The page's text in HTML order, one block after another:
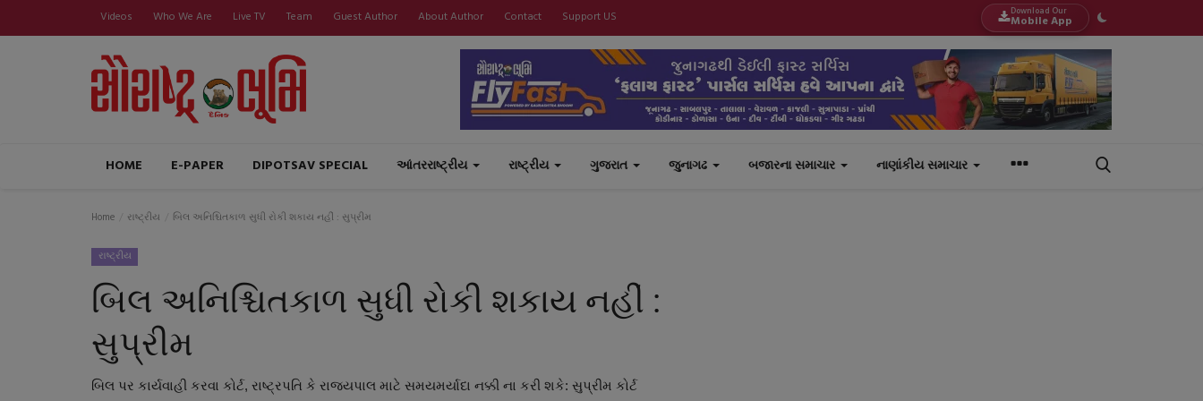
Videos Who We Are Live TV Team Guest Author About Author Contact Support US Download Our
Mobile App
HOME E-PAPER DIPOTSAV SPECIAL આંતરરાષ્ટ્રીય રાષ્ટ્રીય ગુજરાત જુનાગઢ બજારના સમાચાર નાણાંકીય સમાચાર
Home રાષ્ટ્રીય બિલ અનિશ્ચિતકાળ સુધી રોકી શકાય નહીં : સુપ્રીમ
રાષ્ટ્રીય
બિલ અનિશ્ચિતકાળ સુધી રોકી શકાય નહીં :
સુપ્રીમ
બિલ પર કાર્યવાહી કરવા કોર્ટ, રાષ્ટ્રપતિ કે રાજ્યપાલ માટે સમયમર્યાદા નક્કી ના કરી શકે: સુપ્રીમ કોર્ટ